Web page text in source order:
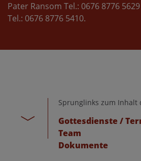
Pater Ransom Tel.: 0676 8776
Tel.: 0676 8776 5410.
Sprunglinks zum Inhalt
Gottesdienste /
Team
Dokumente